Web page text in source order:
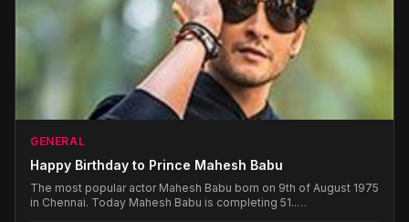
GENERAL
Happy Birthday to Prince Mahesh Babu
The most popular actor Mahesh Babu born on 9th of August 1975
in Chennai. Today Mahesh Babu is completing 51..